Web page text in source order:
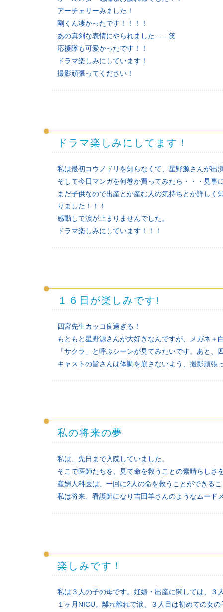
アーチェリーみました！
剛くん凄かったです！！！！
あの真剣な表情にやられました……笑
応援隊も可愛かったです！！
ドラマ楽しみにしています！
撮影頑張ってください！
ドラマ楽しみにしてます！
私は最初コウノドリを知らなくて、星野源さんが出
そして今日マンガを何巻か買ってみたら・・・見事
まだ子供なので出産とか産む人の気持ちとか詳し
りました！！！
感動して涙が止まりませんでした。
ドラマ楽しみにしています！！！
１６日が楽しみです!
四宮先生カッコ良過ぎる！
もともと星野源さんが大好きなんですが、メガネ
「サクラ」と呼ぶシーンが見てみたいです。あと
キャストの皆さんは体調を崩さないよう、撮影頑張
私の将来の夢
私は、先日まで入院していました。
そこで医師たちを、見て命を救うことの素晴らしさ
産婦人科医は、一回に2人の命を救うことができる
私は将来、看護師になり吉田羊さんのようなムード
楽しみです！
私は３人の子の母です。妊娠・出産に関しては、３
１ヶ月NICU。離れ離れで涙、３人目は初めての女